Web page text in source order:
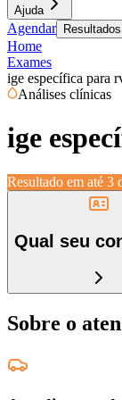
Ajuda
Agendar
Home
Exames
ige específica para
Análises clínicas
ige
Resultado em até 3
Qual seu
Sobre o